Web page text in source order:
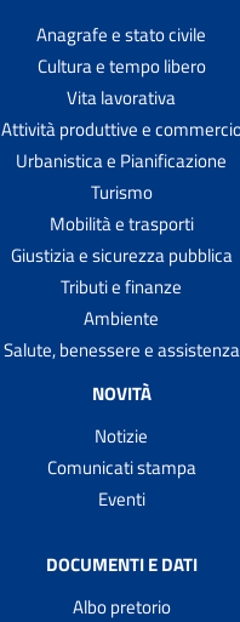
Anagrafe e stato civile
Cultura e tempo libero
Vita lavorativa
Attività produttive e
Urbanistica e Pianificazione
Turismo
Mobilità e trasporti
Giustizia e sicurezza pubblica
Tributi e finanze
Ambiente
Salute, benessere e assistenza
NOVITÀ
Notizie
Comunicati stampa
Eventi
DOCUMENTI E DATI
Albo pretorio